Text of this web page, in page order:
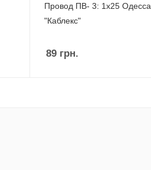
Провод ПВ- 3: 1х25 Одесса
"Каблекс"
89грн.